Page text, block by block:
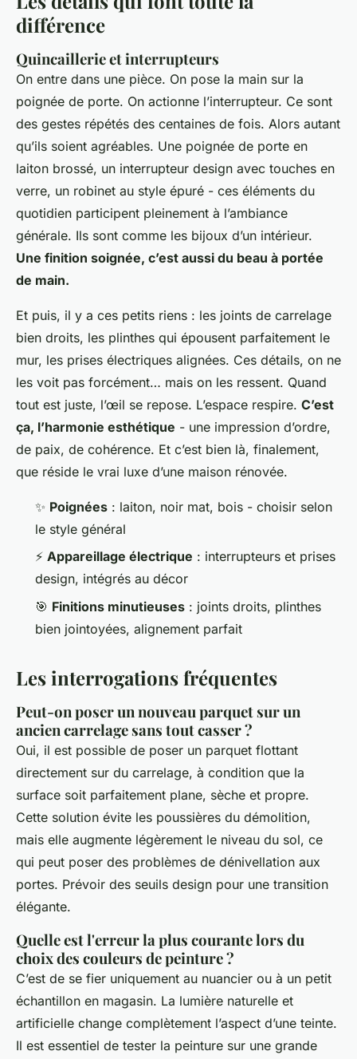
différence
Quincaillerie et interrupteurs
On entre dans une pièce. On pose la main sur la
poignée de porte. On actionne l’interrupteur. Ce sont
des gestes répétés des centaines de fois. Alors autant
qu’ils soient agréables. Une poignée de porte en
laiton brossé, un interrupteur design avec touches en
verre, un robinet au style épuré - ces éléments du
quotidien participent pleinement à l’ambiance
générale. Ils sont comme les bijoux d’un intérieur.
Une finition soignée, c’est aussi du beau à portée
de main.
Et puis, il y a ces petits riens : les joints de carrelage
bien droits, les plinthes qui épousent parfaitement le
mur, les prises électriques alignées. Ces détails, on ne
les voit pas forcément… mais on les ressent. Quand
tout est juste, l’œil se repose. L’espace respire. C’est
ça, l’harmonie esthétique - une impression d’ordre,
de paix, de cohérence. Et c’est bien là, finalement,
que réside le vrai luxe d’une maison rénovée.
✨ Poignées : laiton, noir mat, bois - choisir selon
le style général
⚡ Appareillage électrique : interrupteurs et prises
design, intégrés au décor
🎯 Finitions minutieuses : joints droits, plinthes
bien jointoyées, alignement parfait
Les interrogations fréquentes
Peut-on poser un nouveau parquet sur un
ancien carrelage sans tout casser ?
Oui, il est possible de poser un parquet flottant
directement sur du carrelage, à condition que la
surface soit parfaitement plane, sèche et propre.
Cette solution évite les poussières du démolition,
mais elle augmente légèrement le niveau du sol, ce
qui peut poser des problèmes de dénivellation aux
portes. Prévoir des seuils design pour une transition
élégante.
Quelle est l'erreur la plus courante lors du
choix des couleurs de peinture ?
C’est de se fier uniquement au nuancier ou à un petit
échantillon en magasin. La lumière naturelle et
artificielle change complètement l’aspect d’une teinte.
Il est essentiel de tester la peinture sur une grande